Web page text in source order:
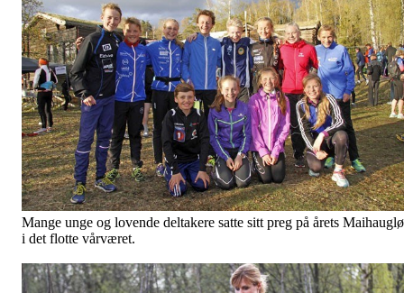
Mange unge og lovende deltakere satte sitt preg på årets
i det flotte vårværet.